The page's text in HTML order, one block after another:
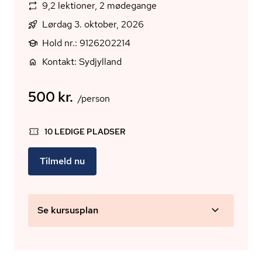
9,2 lektioner, 2 mødegange
Lørdag 3. oktober, 2026
Hold nr.: 9126202214
Kontakt: Sydjylland
500 kr. /person
10 LEDIGE PLADSER
Tilmeld nu
Se kursusplan